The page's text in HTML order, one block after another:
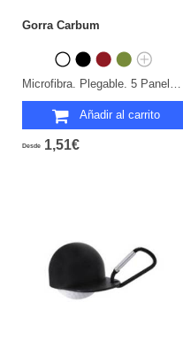
Gorra Carbum
Añadir al carrito
Desde 1,51€